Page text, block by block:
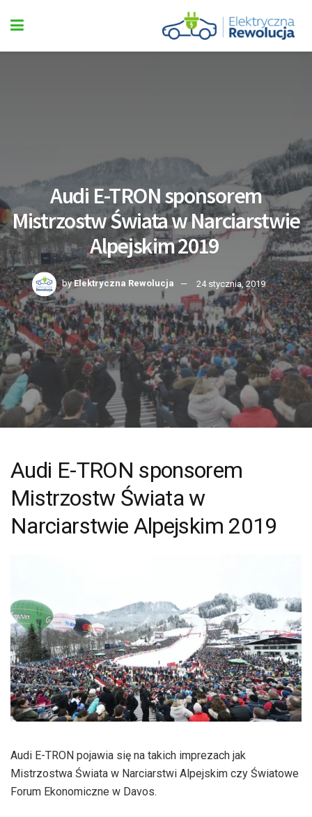
Audi E-TRON sponsorem
Mistrzostw Świata w Narciarstwie
Alpejskim 2019
by Elektryczna Rewolucja 24 stycznia, 2019
Audi E-TRON sponsorem
Mistrzostw Świata w
Narciarstwie Alpejskim 2019
Audi E-TRON pojawia się na takich imprezach jak
Mistrzostwa Świata w Narciarstwi Alpejskim czy Światowe
Forum Ekonomiczne w Davos.